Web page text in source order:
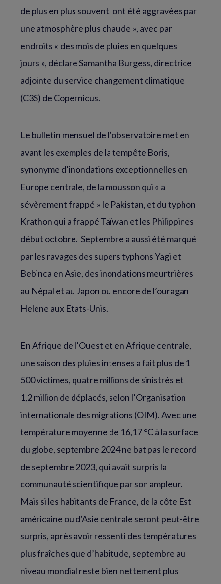
de plus en plus souvent, ont été aggravées par
une atmosphère plus chaude », avec par
endroits « des mois de pluies en quelques
jours », déclare Samantha Burgess, directrice
adjointe du service changement climatique
(C3S) de Copernicus.
Le bulletin mensuel de l’observatoire met en
avant les exemples de la tempête Boris,
synonyme d’inondations exceptionnelles en
Europe centrale, de la mousson qui « a
sévèrement frappé » le Pakistan, et du typhon
Krathon qui a frappé Taïwan et les Philippines
début octobre. Septembre a aussi été marqué
par les ravages des supers typhons Yagi et
Bebinca en Asie, des inondations meurtrières
au Népal et au Japon ou encore de l’ouragan
Helene aux Etats-Unis.
En Afrique de l’Ouest et en Afrique centrale,
une saison des pluies intenses a fait plus de 1
500 victimes, quatre millions de sinistrés et
1,2 million de déplacés, selon l’Organisation
internationale des migrations (OIM). Avec une
température moyenne de 16,17 °C à la surface
du globe, septembre 2024 ne bat pas le record
de septembre 2023, qui avait surpris la
communauté scientifique par son ampleur.
Mais si les habitants de France, de la côte Est
américaine ou d’Asie centrale seront peut-être
surpris, après avoir ressenti des températures
plus fraîches que d’habitude, septembre au
niveau mondial reste bien nettement plus